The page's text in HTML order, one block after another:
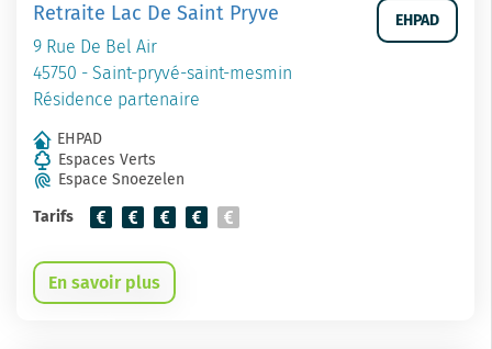
Retraite Lac De Saint Pryve
9 Rue De Bel Air
45750 - Saint-pryvé-saint-mesmin
Résidence partenaire
EHPAD
EHPAD
Espaces Verts
Espace Snoezelen
Tarifs
En savoir plus